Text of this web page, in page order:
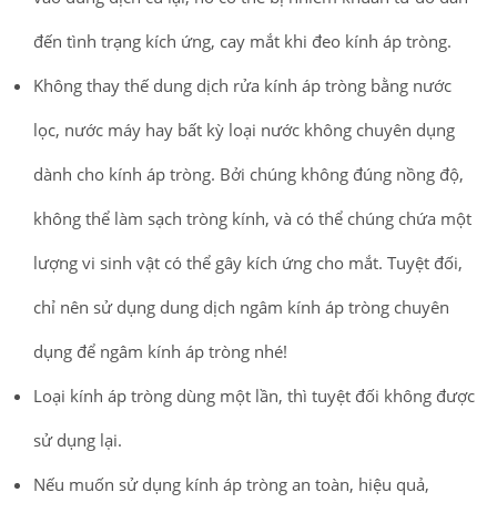
đến tình trạng kích ứng, cay mắt khi đeo kính áp tròng.
Không thay thế dung dịch rửa kính áp tròng bằng nước
lọc, nước máy hay bất kỳ loại nước không chuyên dụng
dành cho kính áp tròng. Bởi chúng không đúng nồng độ,
không thể làm sạch tròng kính, và có thể chúng chứa một
lượng vi sinh vật có thể gây kích ứng cho mắt. Tuyệt đối,
chỉ nên sử dụng dung dịch ngâm kính áp tròng chuyên
dụng để ngâm kính áp tròng nhé!
Loại kính áp tròng dùng một lần, thì tuyệt đối không được
sử dụng lại.
Nếu muốn sử dụng kính áp tròng an toàn, hiệu quả,